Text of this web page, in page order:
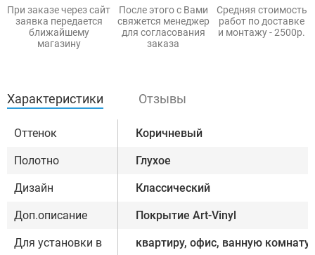
При заказе через сайт
заявка передается
ближайшему
магазину
После этого с Вами
свяжется менеджер
для согласования
заказа
Средняя стоимость
работ по доставке
и монтажу - 2500р.
Характеристики Отзывы
Оттенок Коричневый
Полотно Глухое
Дизайн Классический
Доп.описание Покрытие Art-Vinyl
Для установки в квартиру, офис, ванную комнату